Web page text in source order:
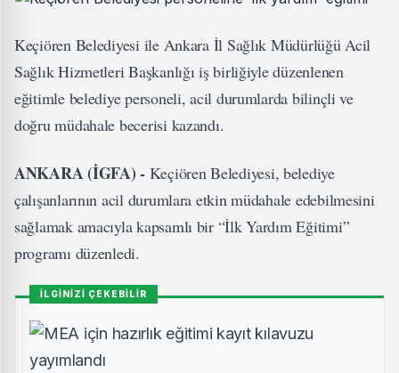
Keçiören Belediyesi ile Ankara İl Sağlık Müdürlüğü Acil
Sağlık Hizmetleri Başkanlığı iş birliğiyle düzenlenen
eğitimle belediye personeli, acil durumlarda bilinçli ve
doğru müdahale becerisi kazandı.
ANKARA (İGFA) - Keçiören Belediyesi, belediye
çalışanlarının acil durumlara etkin müdahale edebilmesini
sağlamak amacıyla kapsamlı bir “İlk Yardım Eğitimi”
programı düzenledi.
İLGİNİZİ ÇEKEBİLİR